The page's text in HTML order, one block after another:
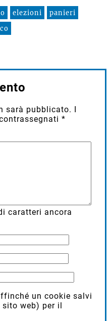
elezioni
panieri
sarà pubblicato.
*
caratteri ancora
un cookie salvi
web) per il